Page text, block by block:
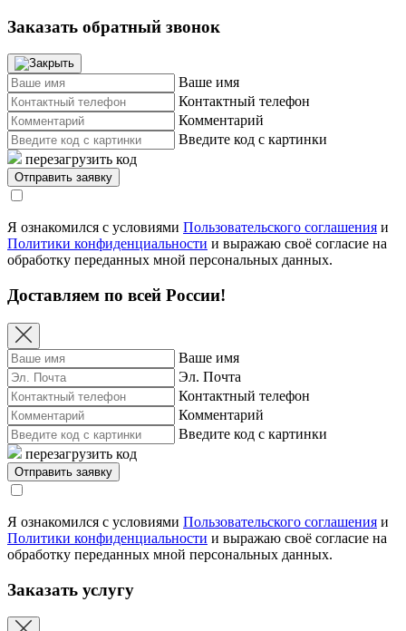
Заказать обратный звонок
Ваше имя
Контактный телефон
Комментарий
Введите код с картинки
перезагрузить код
Я ознакомился с условиями Пользовательского соглашения и
Политики конфиденциальности и выражаю своё согласие на
обработку переданных мной персональных данных.
Доставляем по всей России!
Ваше имя
Эл. Почта
Контактный телефон
Комментарий
Введите код с картинки
перезагрузить код
Я ознакомился с условиями Пользовательского соглашения и
Политики конфиденциальности и выражаю своё согласие на
обработку переданных мной персональных данных.
Заказать услугу